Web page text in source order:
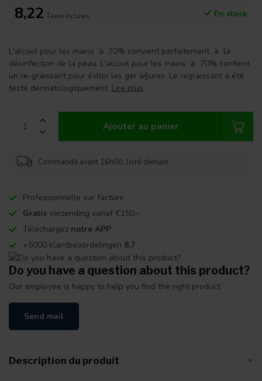
8,22 Taxes incluses En stock
L'alcool pour les mains à 70% convient parfaitement à la
désinfection de la peau. L'alcool pour les mains à 70% contient
un re-graissant pour éviter les ger à§ures. Le regraissant a été
testé dermatologiquement. Lire plus.
Ajouter au panier
Commandé avant 16h00, livré demain.
Professionnelle sur facture
Gratis verzending vanaf €150,-
Téléchargez notre APP
+5000 klantbeoordelingen 8,7
Do you have a question about this product?
Our employee is happy to help you find the right product
Send mail
Description du produit